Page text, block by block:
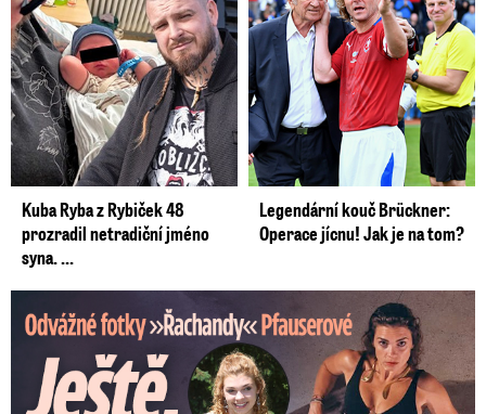
Kuba Ryba z Rybiček 48
prozradil netradiční jméno
syna. ...
Legendární kouč Brückner:
Operace jícnu! Jak je na tom?
Odvážné fotky Denisy Pfauserové: Ještě, že to táta nevidí